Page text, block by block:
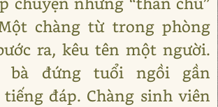
chàng từ trong phòng
ra, kêu tên một người.
bà đứng tuổi ngồi gần
đáp. Chàng sinh viên